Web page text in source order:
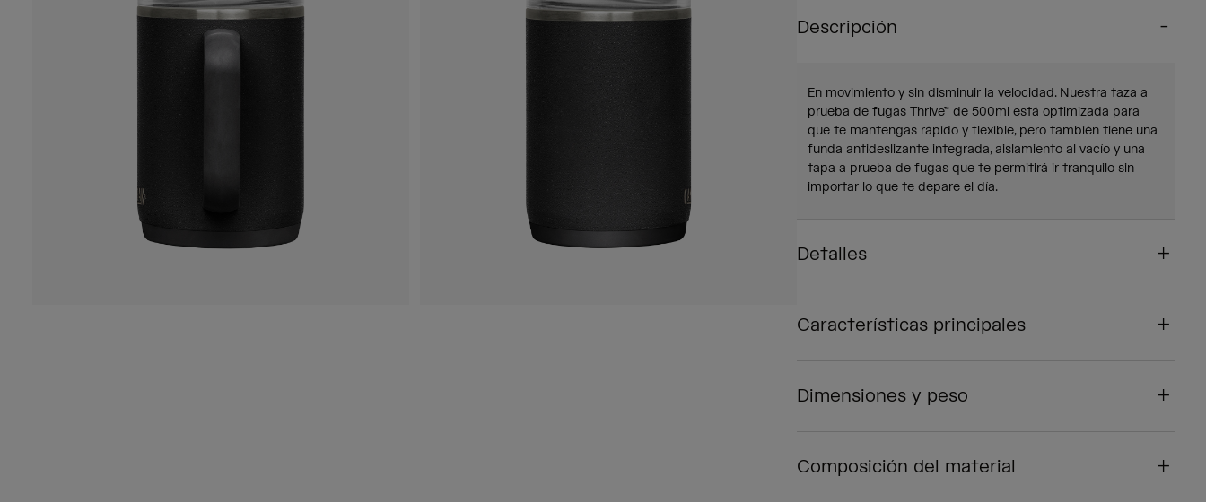
Descripción
En movimiento y sin disminuir la velocidad. Nuestra taza a
prueba de fugas Thrive™ de 500ml está optimizada para
que te mantengas rápido y flexible, pero también tiene una
funda antideslizante integrada, aislamiento al vacío y una
tapa a prueba de fugas que te permitirá ir tranquilo sin
importar lo que te depare el día.
Detalles
Características principales
Dimensiones y peso
Composición del material